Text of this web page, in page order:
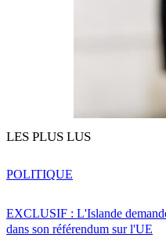
LES PLUS LUS
EXCLUSIF : L'Islande
dans son référendum sur l'UE
POLITIQUE